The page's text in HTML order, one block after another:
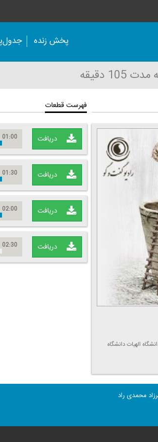
پخش زنده
105 دقیقه
الهیات دانشگاه
فهرست قطعات
دریافت 01:00
دریافت 01:30
دریافت 02:00
دریافت 02:30
محمدی راد